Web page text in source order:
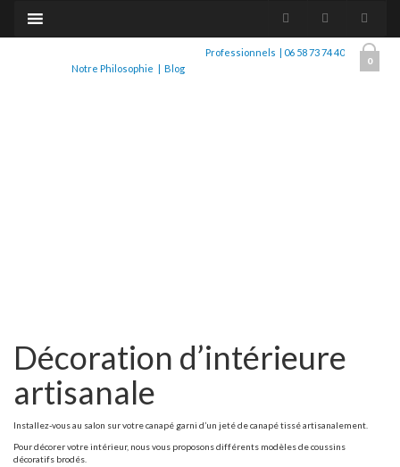
0
Notre Philosophie | Blog
Professionnels | 06 58 73 74 40
Décoration d’intérieure
artisanale
Installez-vous au salon sur votre canapé garni d’un jeté de canapé tissé artisanalement.
Pour décorer votre intérieur, nous vous proposons différents modèles de coussins
décoratifs brodés.